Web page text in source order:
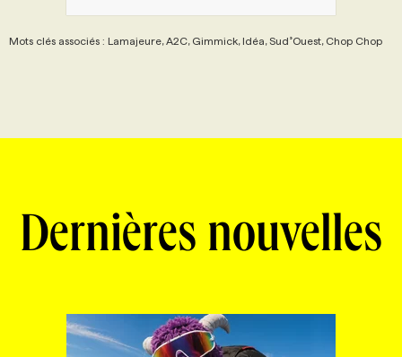
Mots clés associés : Lamajeure, A2C, Gimmick, Idéa, Sud˚Ouest, Chop Chop
Dernières nouvelles